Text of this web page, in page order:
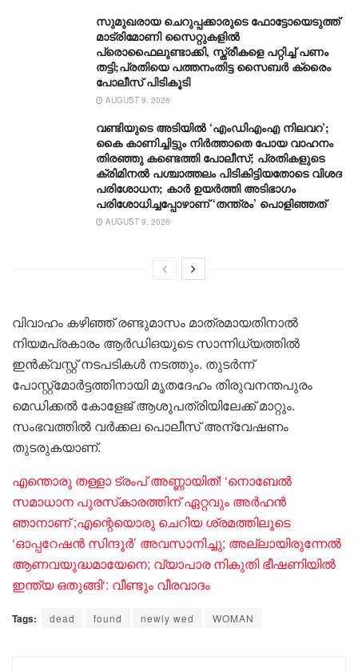
സുമുഖരായ ചെറുപ്പക്കാരുടെ ഫോട്ടോയെടുത്ത്
മാട്രിമോണി സൈറ്റുകളിൽ
പ്രൊഫൈലുണ്ടാക്കി, സ്ത്രീകളെ പറ്റിച്ച് പണം
തട്ടി;പ്രതിയെ പത്തനംതിട്ട സൈബർ ക്രൈം
പോലീസ് പിടികൂടി
AUGUST 9, 2026
വണ്ടിയുടെ അടിയിൽ ‘എംഡിഎംഎ നിലവറ’;
കൈ കാണിച്ചിട്ടും നിർത്താതെ പോയ വാഹനം
തിരഞ്ഞു കണ്ടെത്തി പോലീസ്; പ്രതികളുടെ
ക്രിമിനൽ പശ്ചാത്തലം പിടികിട്ടിയതോടെ വിശദ
പരിശോധന; കാർ ഉയർത്തി അടിഭാഗം
പരിശോധിച്ചപ്പോഴാണ് ‘തന്ത്രം’ പൊളിഞ്ഞത്
AUGUST 9, 2026
വിവാഹം കഴിഞ്ഞ് രണ്ടുമാസം മാത്രമായതിനാൽ
നിയമപ്രകാരം ആർഡിഒയുടെ സാന്നിധ്യത്തിൽ
ഇൻക്വസ്റ്റ് നടപടികൾ നടത്തും. തുടർന്ന്
പോസ്റ്റ്മോർട്ടത്തിനായി മൃതദേഹം തിരുവനന്തപുരം
മെഡിക്കൽ കോളേജ് ആശുപത്രിയിലേക്ക് മാറ്റും.
സംഭവത്തിൽ വർക്കല പൊലീസ് അന്വേഷണം
തുടരുകയാണ്.
എന്തൊരു തള്ളാ ട്രംപ് അണ്ണായിത്! ‘നൊബേൽ
സമാധാന പുരസ്‌കാരത്തിന് ഏറ്റവും അർഹൻ
ഞാനാണ് ;എന്റെയൊരു ചെറിയ ശ്രമത്തിലൂടെ
‘ഓപ്പറേഷൻ സിന്ദൂർ’ അവസാനിച്ചു; അല്ലായിരുന്നേൽ
ആണവയുദ്ധമായേനെ; വ്യാപാര നികുതി ഭീഷണിയിൽ
ഇന്ത്യ ഒതുങ്ങി‘: വീണ്ടും വീരവാദം
Tags: dead found newly wed WOMAN